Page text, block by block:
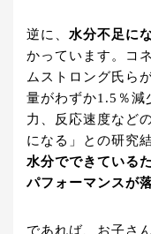
逆に、 水分不足に
かっています。コ
ムストロング氏ら
量がわずか1.5％減
力、反応速度など
になる」との研究
水分でできている
パフォーマンスが
であれば、お子さ